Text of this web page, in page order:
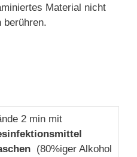
Material nicht
berühren.
2 min mit
(80%iger Alkohol